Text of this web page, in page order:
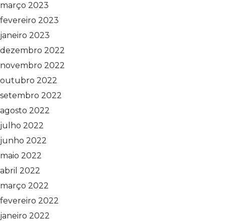
março 2023
fevereiro 2023
janeiro 2023
dezembro 2022
novembro 2022
outubro 2022
setembro 2022
agosto 2022
julho 2022
junho 2022
maio 2022
abril 2022
março 2022
fevereiro 2022
janeiro 2022